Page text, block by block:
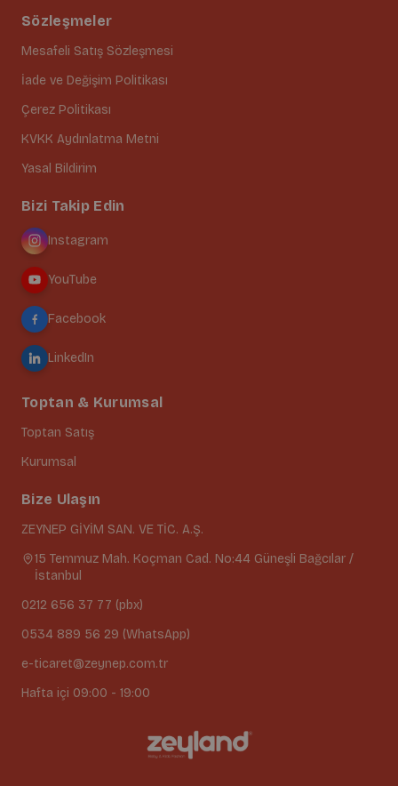
Sözleşmeler
Mesafeli Satış Sözleşmesi
İade ve Değişim Politikası
Çerez Politikası
KVKK Aydınlatma Metni
Yasal Bildirim
Bizi Takip Edin
Instagram
YouTube
Facebook
LinkedIn
Toptan & Kurumsal
Toptan Satış
Kurumsal
Bize Ulaşın
ZEYNEP GİYİM SAN. VE TİC. A.Ş.
15 Temmuz Mah. Koçman Cad. No:44 Güneşli Bağcılar /
İstanbul
0212 656 37 77 (pbx)
0534 889 56 29 (WhatsApp)
e-ticaret@zeynep.com.tr
Hafta içi 09:00 - 19:00